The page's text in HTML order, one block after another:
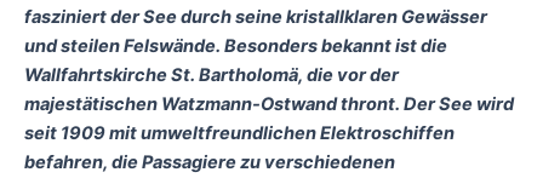
fasziniert der See durch seine kristallklaren Gewässer
und steilen Felswände. Besonders bekannt ist die
Wallfahrtskirche St. Bartholomä, die vor der
majestätischen Watzmann-Ostwand thront. Der See wird
seit 1909 mit umweltfreundlichen Elektroschiffen
befahren, die Passagiere zu verschiedenen